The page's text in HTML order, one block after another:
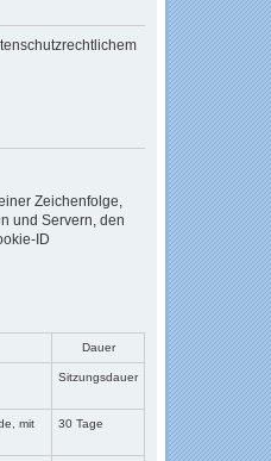
Zeichenfolge,
und Servern, den
ID
Dauer
Sitzungsdauer
mit
30 Tage